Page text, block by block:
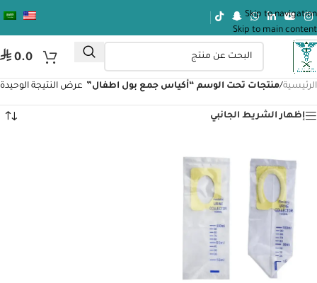
Skip to navigation
Skip to main content
⃁ 0.0
الرئيسية/منتجات تحت الوسم “أكياس جمع بول اطفال” عرض النتيجة الوحيدة
إظهار الشريط الجانبي